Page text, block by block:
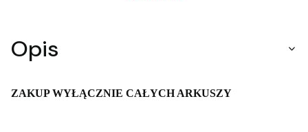
Opis
ZAKUP WYŁĄCZNIE CAŁYCH ARKUSZY